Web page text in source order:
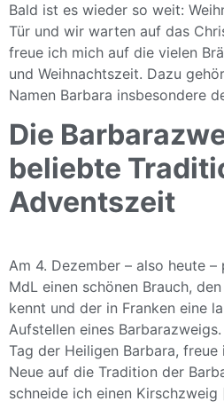
Bald ist es wieder so weit:
Tür und wir warten auf das
freue ich mich auf die vielen
und Weihnachtszeit. Dazu
Namen Barbara insbesondere
Die
beliebte
Adventszeit
Am 4. Dezember – also heute
MdL einen schönen Brauch,
kennt und der in Franken eine
Aufstellen eines
Tag der Heiligen Barbara,
Neue auf die Tradition der
schneide ich einen